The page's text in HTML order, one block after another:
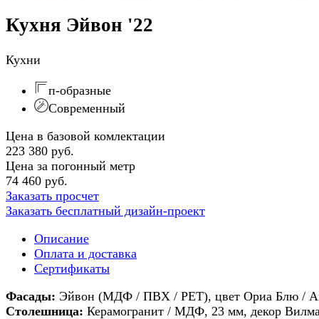
Кухня Эйвон '22
Кухни
п-образные
Современный
Цена в базовой комлектации
223 380 руб.
Цена за погонный метр
74 460 руб.
Заказать просчет
Заказать бесплатный дизайн-проект
Описание
Оплата и доставка
Сертификаты
Фасады: Эйвон (МДФ / ПВХ / PET), цвет Ориа Блю /
Столешница: Керамогранит / МДФ, 23 мм, декор Вилма